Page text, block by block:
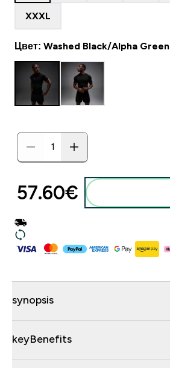
XXXL
Цвет: Washed Black/Alpha Green
57.60€‎
synopsis
keyBenefits